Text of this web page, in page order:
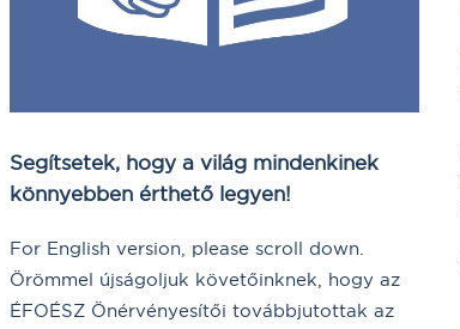
Segítsetek, hogy a világ mindenkinek
könnyebben érthető legyen!
For English version, please scroll down.
Örömmel újságoljuk követőinknek, hogy az
ÉFOÉSZ Önérvényesítői továbbjutottak az